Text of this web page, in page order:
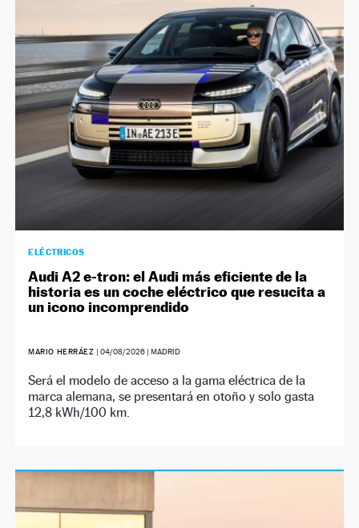
SÍGUENOS
ELÉCTRICOS
Audi A2 e-tron: el Audi más eficiente de la
historia es un coche eléctrico que resucita a
un icono incomprendido
MARIO HERRÁEZ |04/08/2026 | MADRID
Será el modelo de acceso a la gama eléctrica de la
marca alemana, se presentará en otoño y solo gasta
12,8 kWh/100 km.